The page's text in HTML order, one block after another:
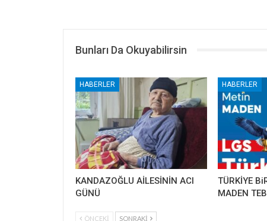
Bunları Da Okuyabilirsin
HABERLER
KANDAZOĞLU AİLESİNİN ACI
GÜNÜ
HABERLER
TÜRKİYE
MADEN
ÖNCEKI SONRAKI